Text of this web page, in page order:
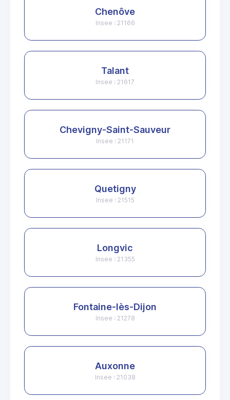
Chenôve
Insee : 21166
Talant
Insee : 21617
Chevigny-Saint-Sauveur
Insee : 21171
Quetigny
Insee : 21515
Longvic
Insee : 21355
Fontaine-lès-Dijon
Insee : 21278
Auxonne
Insee : 21038